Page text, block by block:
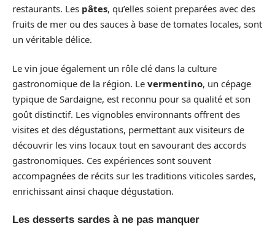
restaurants. Les pâtes, qu’elles soient preparées avec des
fruits de mer ou des sauces à base de tomates locales, sont
un véritable délice.
Le vin joue également un rôle clé dans la culture
gastronomique de la région. Le vermentino, un cépage
typique de Sardaigne, est reconnu pour sa qualité et son
goût distinctif. Les vignobles environnants offrent des
visites et des dégustations, permettant aux visiteurs de
découvrir les vins locaux tout en savourant des accords
gastronomiques. Ces expériences sont souvent
accompagnées de récits sur les traditions viticoles sardes,
enrichissant ainsi chaque dégustation.
Les desserts sardes à ne pas manquer